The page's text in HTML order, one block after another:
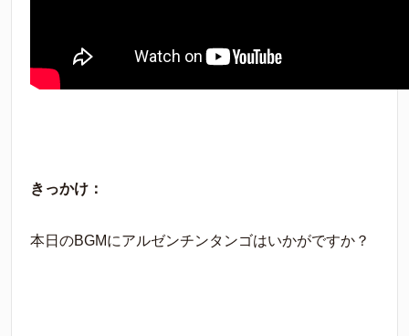
きっかけ：
本日のBGMにアルゼンチンタンゴはいかがですか？